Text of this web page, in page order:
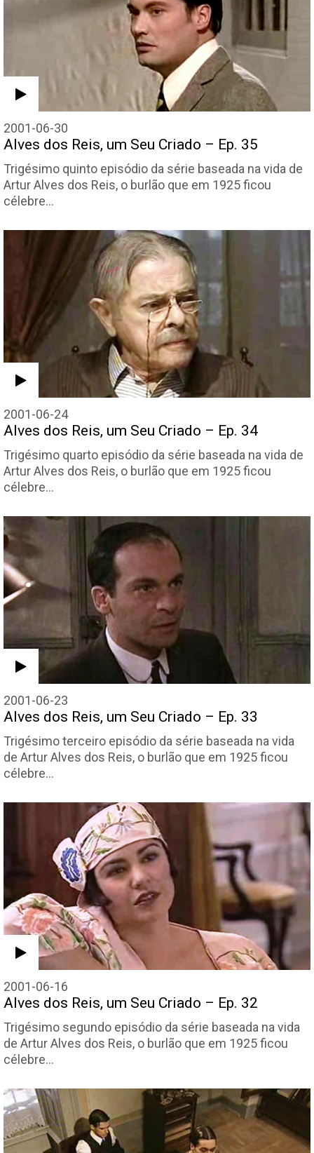
2001-06-30
Alves dos Reis, um Seu Criado – Ep. 35
Trigésimo quinto episódio da série baseada na vida de
Artur Alves dos Reis, o burlão que em 1925 ficou
célebre…
2001-06-24
Alves dos Reis, um Seu Criado – Ep. 34
Trigésimo quarto episódio da série baseada na vida de
Artur Alves dos Reis, o burlão que em 1925 ficou
célebre…
2001-06-23
Alves dos Reis, um Seu Criado – Ep. 33
Trigésimo terceiro episódio da série baseada na vida
de Artur Alves dos Reis, o burlão que em 1925 ficou
célebre…
2001-06-16
Alves dos Reis, um Seu Criado – Ep. 32
Trigésimo segundo episódio da série baseada na vida
de Artur Alves dos Reis, o burlão que em 1925 ficou
célebre…